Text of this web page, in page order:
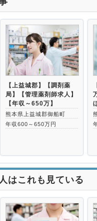
【上益城郡】【調剤薬
局】【管理薬剤師求人】
【年収～650万】
熊本県上益城郡御船町
年収600～650万円
はこれも見ている